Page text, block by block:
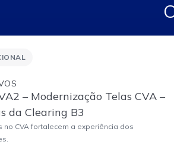
– Modernização Telas CVA –
da Clearing B3
no CVA fortalecem a experiência dos